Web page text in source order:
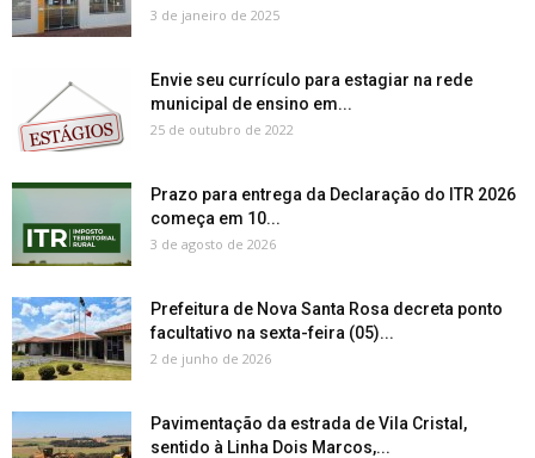
3 de janeiro de 2025
Envie seu currículo para estagiar na rede
municipal de ensino em...
25 de outubro de 2022
Prazo para entrega da Declaração do ITR 2026
começa em 10...
3 de agosto de 2026
Prefeitura de Nova Santa Rosa decreta ponto
facultativo na sexta-feira (05)...
2 de junho de 2026
Pavimentação da estrada de Vila Cristal,
sentido à Linha Dois Marcos,...